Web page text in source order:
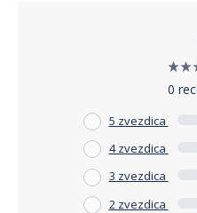
0
5 zvezdica
4 zvezdica
3 zvezdica
2 zvezdica